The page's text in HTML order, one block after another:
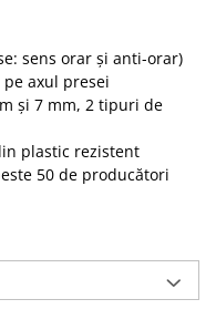
sens orar și anti-orar)
axul presei
și 7 mm, 2 tipuri de
plastic rezistent
50 de producători